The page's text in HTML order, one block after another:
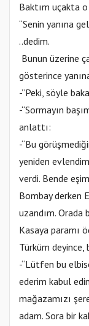
Baktım uçakta o
“Senin yanına
..dedim.
Bunun üzerine
gösterince
-”Peki, söyle
-“Sormayın
anlattı:
-“Bu
yeniden
verdi. Bende
Bombay derken
uzandım. Orada
Kasaya paramı
Türküm deyince,
-“Lütfen bu
ederim kabul
mağazamızı
adam. Sora bir